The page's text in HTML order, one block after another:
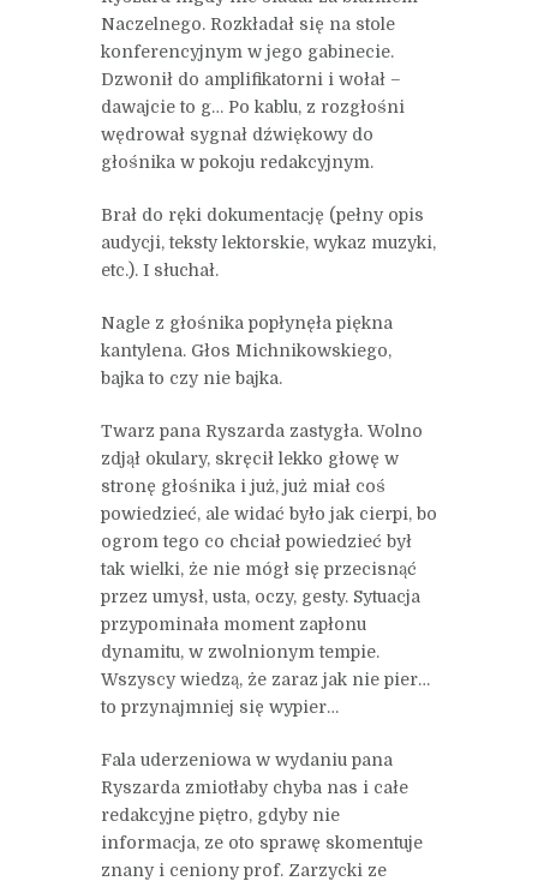
Naczelnego. Rozkładał się na stole
konferencyjnym w jego gabinecie.
Dzwonił do amplifikatorni i wołał –
dawajcie to g… Po kablu, z rozgłośni
wędrował sygnał dźwiękowy do
głośnika w pokoju redakcyjnym.
Brał do ręki dokumentację (pełny opis
audycji, teksty lektorskie, wykaz muzyki,
etc.). I słuchał.
Nagle z głośnika popłynęła piękna
kantylena. Głos Michnikowskiego,
bajka to czy nie bajka.
Twarz pana Ryszarda zastygła. Wolno
zdjął okulary, skręcił lekko głowę w
stronę głośnika i już, już miał coś
powiedzieć, ale widać było jak cierpi, bo
ogrom tego co chciał powiedzieć był
tak wielki, że nie mógł się przecisnąć
przez umysł, usta, oczy, gesty. Sytuacja
przypominała moment zapłonu
dynamitu, w zwolnionym tempie.
Wszyscy wiedzą, że zaraz jak nie pier…
to przynajmniej się wypier…
Fala uderzeniowa w wydaniu pana
Ryszarda zmiotłaby chyba nas i całe
redakcyjne piętro, gdyby nie
informacja, ze oto sprawę skomentuje
znany i ceniony prof. Zarzycki ze